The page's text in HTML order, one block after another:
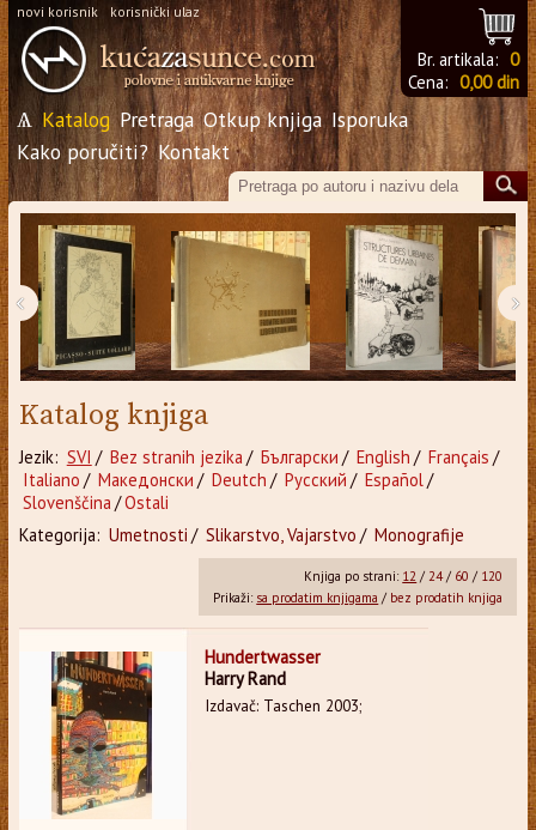
novi korisnik korisnički ulaz
Br. artikala: 0
Cena: 0,00 din
Ѧ Katalog Pretraga Otkup knjiga Isporuka
Kako poručiti? Kontakt
‹ ›
Katalog knjiga
Jezik: SVI / Bez stranih jezika / Български / English / Français /
Italiano / Македонски / Deutch / Русский / Español/
Slovenščina /Ostali
Kategorija: Umetnosti / Slikarstvo, Vajarstvo / Monografije
Knjiga po strani: 12 /24/ 60 / 120
Prikaži: sa prodatim knjigama / bez prodatih knjiga
Hundertwasser
Harry Rand
Izdavač: Taschen 2003;